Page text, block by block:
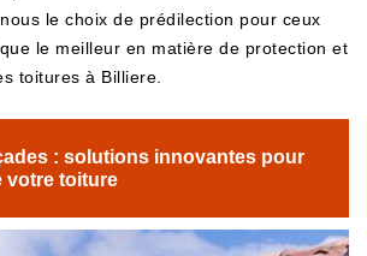
le choix de prédilection pour ceux
le meilleur en matière de protection et
toitures à Billiere.
: solutions innovantes pour
votre toiture